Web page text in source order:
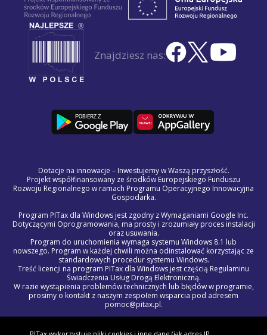
Znajdziesz nas:
Dotacje na innowacje – Inwestujemy w Waszą przyszłość.
Projekt współfinansowany ze środków Europejskiego Funduszu
Rozwoju Regionalnego w ramach Programu Operacyjnego Innowacyjna
Gospodarka.
Program PITax dla Windows jest zgodny z Wymaganiami Google Inc.
Dotyczącymi Oprogramowania, ma prosty i zrozumiały proces instalacji
oraz usuwania.
Program do uruchomienia wymaga systemu Windows 8.1 lub
nowszego. Program w każdej chwili można odinstalować korzystając ze
standardowych procedur systemu Windows.
Treść licencji na program PITax dla Windows jest częścią Regulaminu
Świadczenia Usług Drogą Elektroniczną.
W razie wystąpienia problemów technicznych lub błędów w programie,
prosimy o kontakt z naszym zespołem wsparcia pod adresem
pomoc@pitax.pl.
Korzystając z niniejszego serwisu akceptujesz Regulamin Świadczenia